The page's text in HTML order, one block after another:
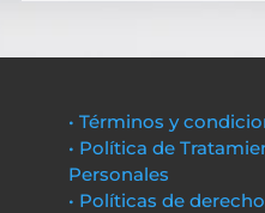
• Términos y
• Política de
Personales
• Políticas de